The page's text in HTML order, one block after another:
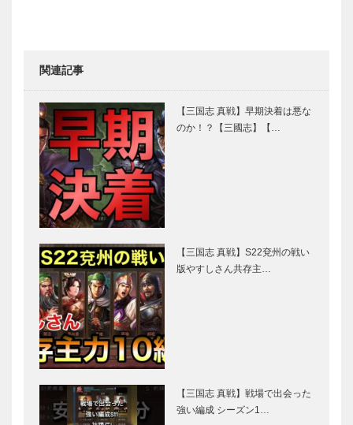
関連記事
【三国志 真戦】早期決着は悪な
のか！？【三國志】【…
【三国志 真戦】S22兗州の戦い
版やすしさん共存主…
【三国志 真戦】戦場で出会った
強い編成 シーズン1…